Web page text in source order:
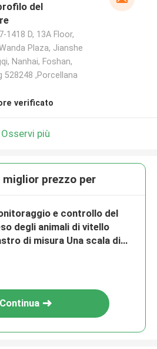
del
1418 D, 13A Floor,
Plaza, Jianshe
Nanhai, Foshan,
528248 ,Porcellana
verificato
Osservi più
prezzo per
e controllo del
degli animali di vitello
di misura Una scala di
Continua